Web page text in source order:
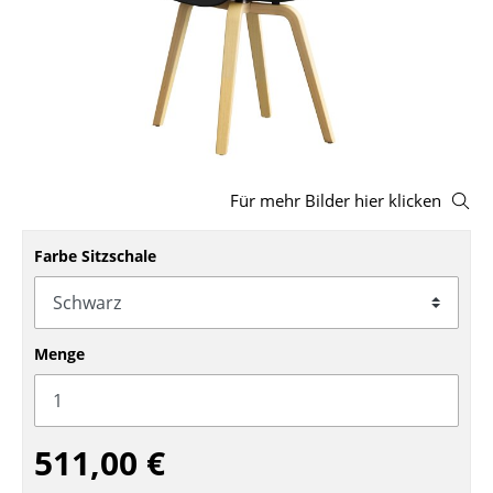
Bänke & Liegen
Schaukelstühle
Bürodrehstühle
Bürosessel
Einzelteile
... alle Sitzmöbel
Für mehr Bilder hier klicken
Farbe Sitzschale
Menge
511,00 €